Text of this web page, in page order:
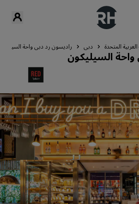
المتحدة دبي راديسون رِد دبي واحة
السيليكون